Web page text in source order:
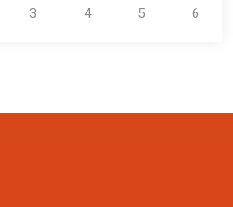
3 4 5 6